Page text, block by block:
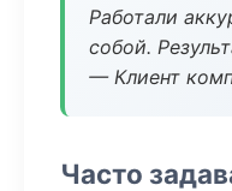
Работали
собой.
— Клиент
Часто